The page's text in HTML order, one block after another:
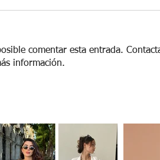
comentar esta entrada.
información.